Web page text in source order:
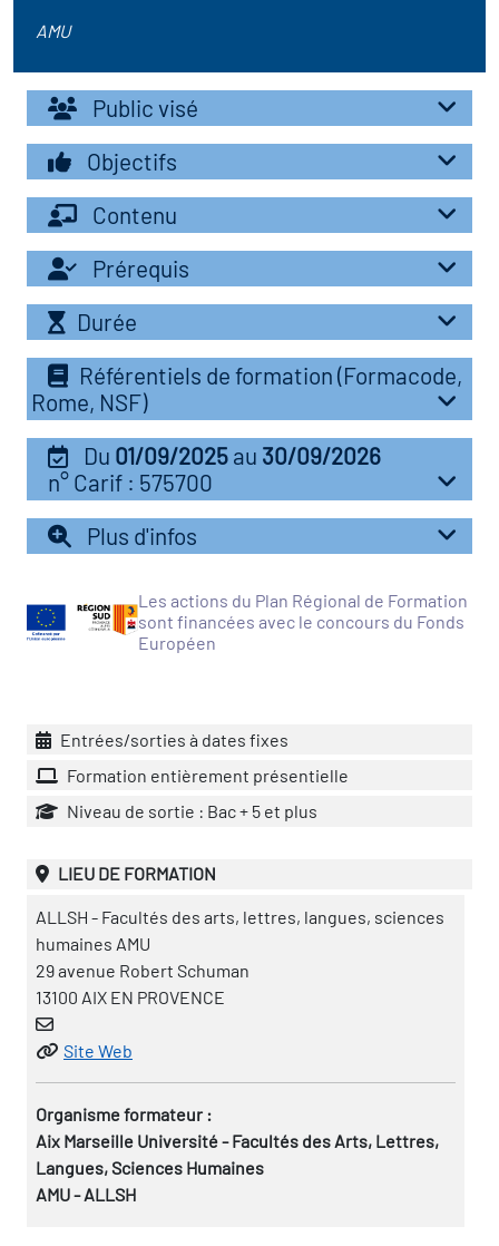
clés métiers et
lieu d'information ou
des métiers en
des transitions
de l'Economie
Solidaire (ESS)
du secteur sanitaire
de l'Industrie
emploi-formation
construction)
AMU
Public visé
Objectifs
Contenu
Prérequis
Durée
Référentiels de formation (Formacode,
Rome, NSF)
Du 01/09/2025 au 30/09/2026
n° Carif : 575700
Plus d'infos
Les actions du Plan Régional de Formation
sont financées avec le concours du Fonds
Européen
Entrées/sorties à dates fixes
Formation entièrement présentielle
Niveau de sortie : Bac + 5 et plus
LIEU DE FORMATION
ALLSH - Facultés des arts, lettres, langues, sciences
humaines AMU
29 avenue Robert Schuman
13100 AIX EN PROVENCE
Site Web
Organisme formateur :
Aix Marseille Université - Facultés des Arts, Lettres,
Langues, Sciences Humaines
AMU - ALLSH